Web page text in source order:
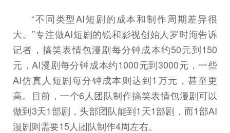
“不同类型AI短剧的成本和制作周期差异很
大。”专注做AI短剧的锐和影视创始人罗时海告诉
记者，搞笑表情包漫剧每分钟成本约50元到150
元，AI漫剧每分钟成本约1000元到3000元，一些
AI仿真人短剧每分钟成本则达到1万元，甚至更
高。目前，一个6人团队制作搞笑表情包漫剧可以
做到3天1部剧，头部团队能到1天1部剧，而1部AI
漫剧则需要15人团队制作4周左右。